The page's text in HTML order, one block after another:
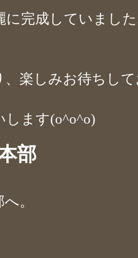
に完成していまし
、楽しみお待ちし
します(o^o^o)
部
へ。